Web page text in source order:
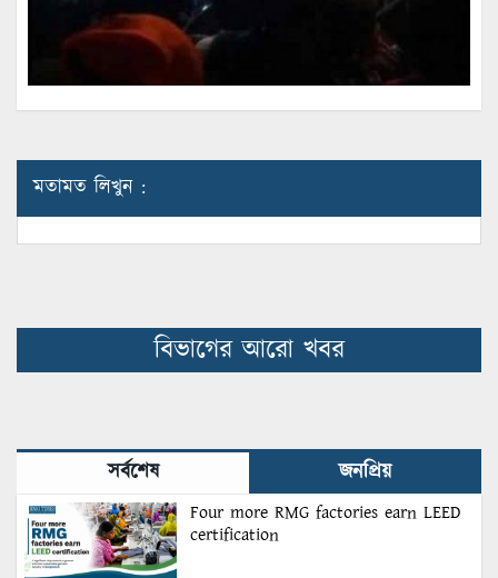
মতামত লিখুন :
বিভাগের আরো খবর
সর্বশেষ জনপ্রিয়
Four more RMG factories earn LEED
certification